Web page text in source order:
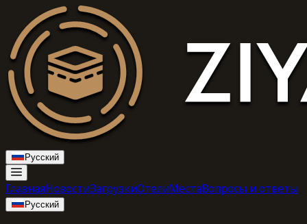
Русский
ГлавнаяНовостиЗагрузкиОтелиМестаВопросы и ответы
Русский